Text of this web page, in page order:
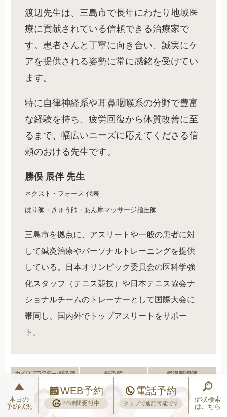
渡辺先生は、三島市で長年にわたり地域医
療に貢献されている信頼できる治療家で
す。患者さんと丁寧に向き合い、誠実にケ
アを提供される姿勢に常に感銘を受けてい
ます。
特に自律神経系や耳鼻咽喉系の分野で豊富
な経験を持ち、疲労回復から体質改善に至
るまで、幅広いニーズに応えてくださる信
頼のおける先生です。
勝俣 辰伴 先生
ネクスト・フォース 代表
はり師・きゅう師・あん摩マッサージ指圧師
三島市を拠点に、アスリートや一般の患者に対
して鍼灸治療やパーソナルトレーニングを提供
している。日本オリンピック委員会の医科学強
化スタッフ（テニス競技）や日本テニス協会ナ
ショナルチームのトレーナーとして国際大会に
帯同し、国内外でトップアスリートをサポー
ト。
本日の
予約状況
WEB予約
24時間受付中
電話予約
タップで通話可能です
症状検索
はこちら